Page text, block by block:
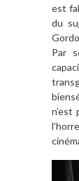
est
du
Par
n’est